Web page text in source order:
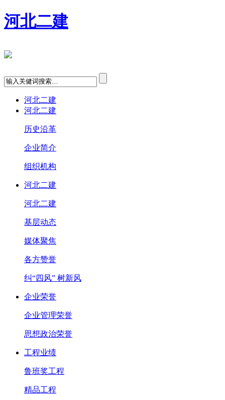
河北二建
河北二建
河北二建
历史沿革
企业简介
组织机构
河北二建
河北二建
基层动态
媒体聚焦
各方赞誉
纠“四风” 树新风
企业荣誉
企业管理荣誉
思想政治荣誉
工程业绩
鲁班奖工程
精品工程